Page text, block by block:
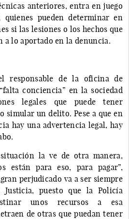
anteriores, entra en juego
quienes pueden determinar en
si las lesiones o los hechos que
a lo aportado en la denuncia.
responsable de la oficina de
conciencia” en la sociedad
legales que puede tener
simular un delito. Pese a que en
hay una advertencia legal, hay
la ve de otra manera,
están para eso, para pagar”,
perjudicado va a ser siempre
puesto que la Policía
unos recursos a esa
de otras que puedan tener